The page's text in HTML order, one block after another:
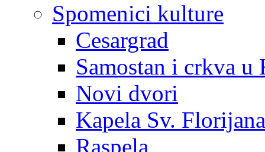
Spomenici kulture
Cesargrad
Samostan i crkva u
Novi dvori
Kapela Sv. Florijana
Raspela